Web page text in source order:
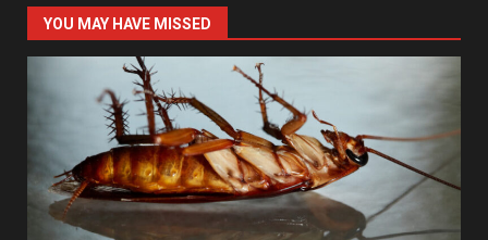
YOU MAY HAVE MISSED